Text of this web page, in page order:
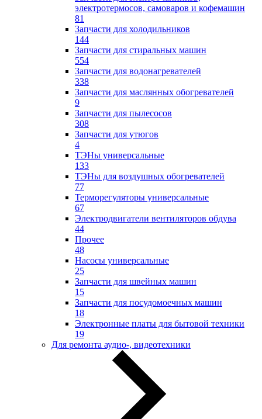
электротермосов, самоваров и кофемашин
81
Запчасти для холодильников
144
Запчасти для стиральных машин
554
Запчасти для водонагревателей
338
Запчасти для маслянных обогревателей
9
Запчасти для пылесосов
308
Запчасти для утюгов
4
ТЭНы универсальные
133
ТЭНы для воздушных обогревателей
77
Терморегуляторы универсальные
67
Электродвигатели вентиляторов обдува
44
Прочее
48
Насосы универсальные
25
Запчасти для швейных машин
15
Запчасти для посудомоечных машин
18
Электронные платы для бытовой техники
19
Для ремонта аудио-, видеотехники